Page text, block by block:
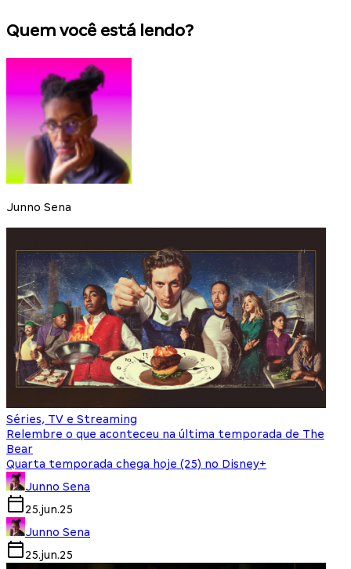
Quem você está lendo?
Junno Sena
Séries, TV e Streaming
Relembre o que aconteceu na última temporada de The
Bear
Quarta temporada chega hoje (25) no Disney+
Junno Sena
25.jun.25
Junno Sena
25.jun.25